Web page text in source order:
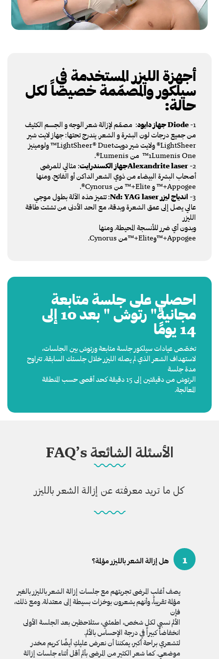
أجهزة الليزر المستخدمة في
سيلكور والمصمّمة خصيصاً لكل
حالة:
1-
Diodeجهاز دايود: مصمّم لإزالة شعر الوجه و الجسم الكثيف
من جميع درجات لون البشرة و الشعر. يندرج تحتها: جهاز لايت شير
LightSheer® ولايت شير دويتLightSheer® Duet™ ولومينيز
1Lumenis One™ من Lumenis®.
2- Alexandrite laserجهاز الكسندرايت
: مثالي للمرضى
أصحاب البشرة البيضاء من ذوي الشعر الداكن أو الفاتح. ومنها
Appogee+™ و Elite+™ من Cynorus®.
3- اندياج ليزر Nd: YAG laser
: تتميز هذه الآلة بطول موجي
عالي يصل إلى عمق الشعرة وبدقة، مع الحد الأدنى من تشتت طاقة
الليزر
وبدون أي ضرر للأنسجة المحيطة. ومنها
Appogee+™وElite+™من Cynorus.
احصلي على جلسة متابعة
مجانية" رتوش " بعد 10 إلى
14 يومًا
تخصّص عيادات سيلكور جلسة متابعة ورتوش بين الجلسات،
لاستهداف الشعر الذي لم يصله الليزر خلال جلستك السابقة. تتراوح
مدة جلسة
الرتوش من دقيقتين إلى 15 دقيقة كحد أقصى حسب المنطقة
المعالجة.
الأسئلة الشائعة FAQ’s
كل ما تريد معرفته عن إزالة الشعر بالليزر
1 هل إزالة الشعر بالليزر مؤلمة؟
يصف أغلب المرضى تجربتهم مع جلسات إزالة الشعر بالليزر بالغير
مؤلمة تقريباً، وأنهم يشعرون بوخزات بسيطة إلى معتدلة. ومع ذلك،
فإن
الألم نسبي لكل شخص، اطمئني، ستلاحظين بعد الجلسة الأولى
انخفاضاً كبيراً في درجة الإحساس بالألم.
لتشعري براحة أكبر، يمكننا أن نعرض عليكِ أيضًا كريم مخدر
موضعي. كما شعر الكثير من المرضى بألم أقل أثناء جلسات إزالة